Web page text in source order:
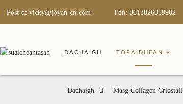
Post-d: vicky@joyan-cn.com Fòn: 8613826059902
DACHAIGH TORAIDHEAN
Dachaigh Masg Collagen Criostail